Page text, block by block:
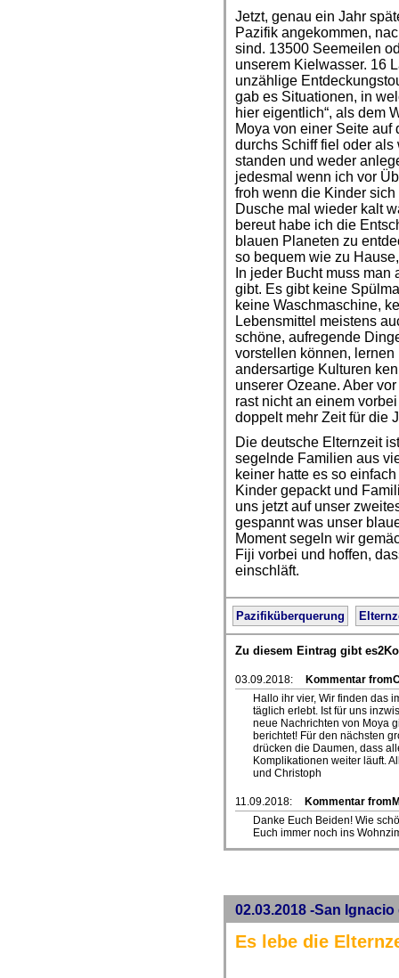
Jetzt, genau ein Jahr
Pazifik angekommen,
sind. 13500 Seemeilen
unserem Kielwasser. 16
unzählige
gab es Situationen, in
hier eigentlich“, als dem
Moya von einer Seite auf
durchs Schiff fiel oder als
standen und weder
jedesmal wenn ich vor
froh wenn die Kinder
Dusche mal wieder kalt
bereut habe ich die
blauen Planeten zu
so bequem wie zu
In jeder Bucht muss
gibt. Es gibt keine
keine Waschmaschine,
Lebensmittel meistens
schöne, aufregende
vorstellen können,
andersartige Kulturen
unserer Ozeane. Aber
rast nicht an einem
doppelt mehr Zeit für die
Die deutsche Elternzeit
segelnde Familien aus
keiner hatte es so
Kinder gepackt und
uns jetzt auf unser
gespannt was unser
Moment segeln wir
Fiji vorbei und hoffen,
einschläft.
Pazifiküberquerung
Zu diesem Eintrag gibt
03.09.2018:
Kommentar
Hallo ihr vier, Wir finden das
täglich erlebt. Ist für uns
neue Nachrichten von Moya
berichtet! Für den nächsten
drücken die Daumen, dass
Komplikationen weiter läuft.
und Christoph
11.09.2018:
Kommentar
Danke Euch Beiden! Wie
Euch immer noch ins
02.03.2018 -San
Es lebe die